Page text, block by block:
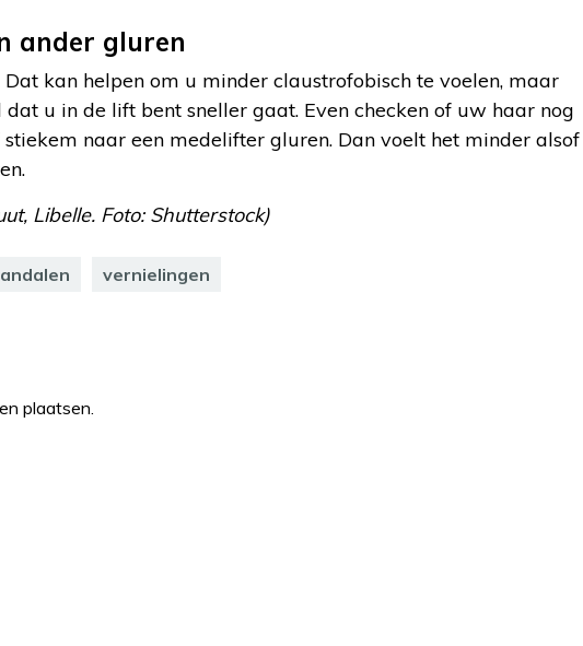
ander gluren
kan helpen om u minder claustrofobisch te voelen, maar
u in de lift bent sneller gaat. Even checken of uw haar nog
naar een medelifter gluren. Dan voelt het minder alsof
Libelle. Foto: Shutterstock)
vernielingen
plaatsen.